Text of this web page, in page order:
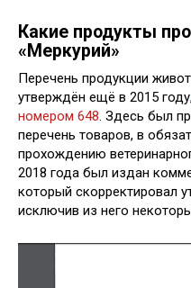
Какие продукты
«Меркурий»
Перечень продукции
утверждён ещё в 2015
номером 648. Здесь был
перечень товаров, в
прохождению
2018 года был издан
который скорректировал
исключив из него